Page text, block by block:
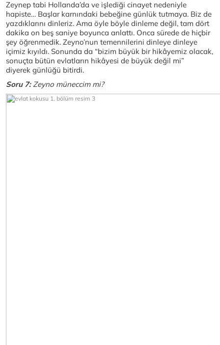
Zeynep tabi Hollanda’da ve işlediği cinayet nedeniyle
hapiste… Başlar karnındaki bebeğine günlük tutmaya. Biz de
yazdıklarını dinleriz. Ama öyle böyle dinleme değil, tam dört
dakika on beş saniye boyunca anlattı. Onca sürede de hiçbir
şey öğrenmedik. Zeyno’nun temennilerini dinleye dinleye
içimiz kıyıldı. Sonunda da “bizim büyük bir hikâyemiz olacak,
sonuçta bütün evlatların hikâyesi de büyük değil mi”
diyerek günlüğü bitirdi.
Soru 7:Zeyno müneccim mi?